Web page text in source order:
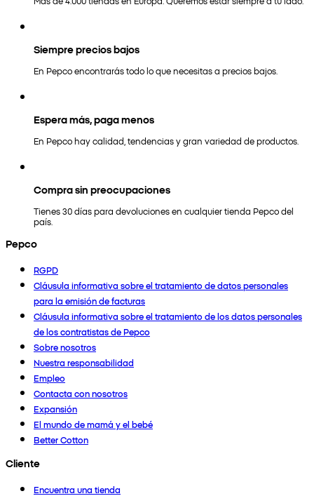
Siempre precios bajos
En Pepco encontrarás todo lo que necesitas a precios bajos.
Espera más, paga menos
En Pepco hay calidad, tendencias y gran variedad de productos.
Compra sin preocupaciones
Tienes 30 días para devoluciones en cualquier tienda Pepco del
país.
Pepco
RGPD
Cláusula informativa sobre el tratamiento de datos personales
para la emisión de facturas
Cláusula informativa sobre el tratamiento de los datos personales
de los contratistas de Pepco
Sobre nosotros
Nuestra responsabilidad
Empleo
Contacta con nosotros
Expansión
El mundo de mamá y el bebé
Better Cotton
Cliente
Encuentra una tienda